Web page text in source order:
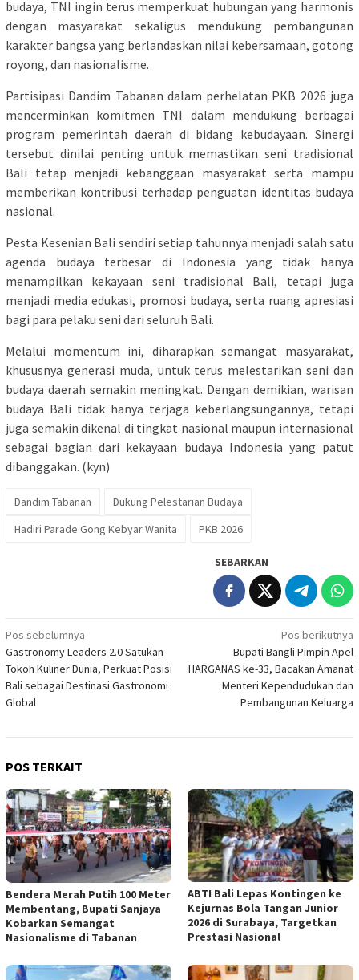
budaya, TNI ingin terus memperkuat hubungan yang harmonis
dengan masyarakat sekaligus mendukung pembangunan
karakter bangsa yang berlandaskan nilai kebersamaan, gotong
royong, dan nasionalisme.
Partisipasi Dandim Tabanan dalam perhelatan PKB 2026 juga
mencerminkan komitmen TNI dalam mendukung berbagai
program pemerintah daerah di bidang kebudayaan. Sinergi
tersebut dinilai penting untuk memastikan seni tradisional
Bali tetap menjadi kebanggaan masyarakat serta mampu
memberikan kontribusi terhadap penguatan identitas budaya
nasional.
Pesta Kesenian Bali sendiri setiap tahunnya menjadi salah satu
agenda budaya terbesar di Indonesia yang tidak hanya
menampilkan kekayaan seni tradisional Bali, tetapi juga
menjadi media edukasi, promosi budaya, serta ruang apresiasi
bagi para pelaku seni dari seluruh Bali.
Melalui momentum ini, diharapkan semangat masyarakat,
khususnya generasi muda, untuk terus melestarikan seni dan
budaya daerah semakin meningkat. Dengan demikian, warisan
budaya Bali tidak hanya terjaga keberlangsungannya, tetapi
juga semakin dikenal di tingkat nasional maupun internasional
sebagai bagian dari kekayaan budaya Indonesia yang patut
dibanggakan. (kyn)
Dandim Tabanan
Dukung Pelestarian Budaya
Hadiri Parade Gong Kebyar Wanita
PKB 2026
SEBARKAN
Navigasi
pos
Pos sebelumnya
Gastronomy Leaders 2.0 Satukan
Tokoh Kuliner Dunia, Perkuat Posisi
Bali sebagai Destinasi Gastronomi
Global
Pos berikutnya
Bupati Bangli Pimpin Apel
HARGANAS ke-33, Bacakan Amanat
Menteri Kependudukan dan
Pembangunan Keluarga
POS TERKAIT
Bendera Merah Putih 100 Meter
Membentang, Bupati Sanjaya
Kobarkan Semangat
Nasionalisme di Tabanan
ABTI Bali Lepas Kontingen ke
Kejurnas Bola Tangan Junior
2026 di Surabaya, Targetkan
Prestasi Nasional